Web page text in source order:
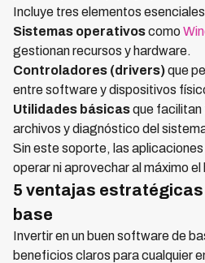
Incluye tres elementos
Sistemas operativoscomo
gestionan recursos y hardware.
Controladores (drivers)que
entre software y dispositivos
Utilidades básicasque
archivos y diagnóstico del
Sin este soporte, las aplicaciones
operar ni aprovechar al máximo el
5 ventajas
base
Invertir en un buen software de
beneficios claros para cualquier